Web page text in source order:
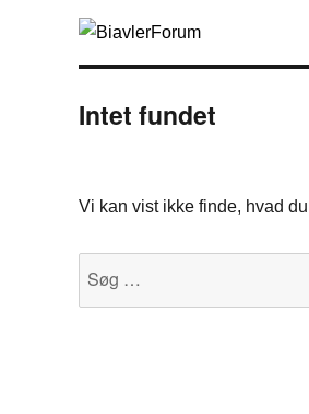
Intet fundet
Vi kan vist ikke finde, hvad